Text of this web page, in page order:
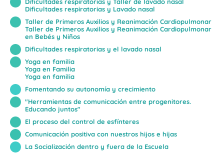
Dificultades respiratorias y Lavado nasal
Taller de Primeros Auxilios y Reanimación Cardiopulmonar
Taller de Primeros Auxilios y Reanimación Cardiopulmonar
en Bebés y Niños
Dificultades respiratorias y el lavado nasal
Yoga en familia
Yoga en Familia
Yoga en familia
Fomentando su autonomía y crecimiento
"Herramientas de comunicación entre progenitores.
Educando juntos"
El proceso del control de esfínteres
Comunicación positiva con nuestros hijos e hijas
La Socialización dentro y fuera de la Escuela